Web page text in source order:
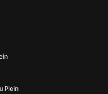
Plein